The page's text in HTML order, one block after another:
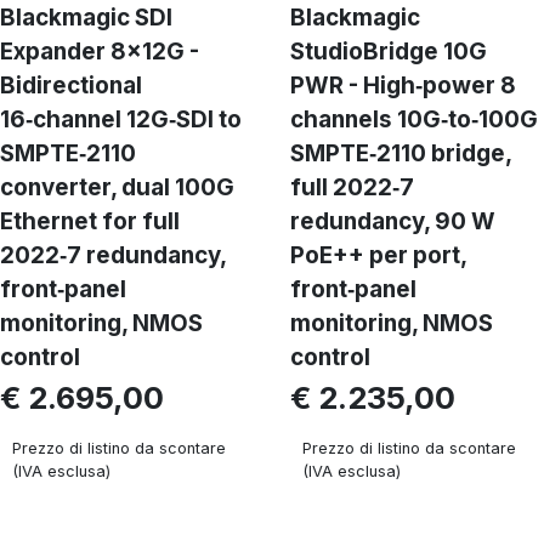
Blackmagic SDI
Expander 8x12G -
Bidirectional
16‑channel 12G‑SDI to
SMPTE‑2110
converter, dual 100G
Ethernet for full
2022‑7 redundancy,
front‑panel
monitoring, NMOS
control
€ 2.695,00
Prezzo di listino da scontare
(IVA esclusa)
Blackmagic
StudioBridge 10G
PWR - High‑power 8
channels 10G‑to‑100G
SMPTE‑2110 bridge,
full 2022‑7
redundancy, 90 W
PoE++ per port,
front‑panel
monitoring, NMOS
control
€ 2.235,00
Prezzo di listino da scontare
(IVA esclusa)